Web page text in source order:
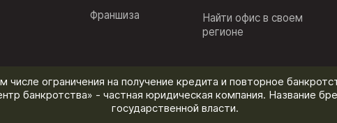
Франшиза
Найти офис в своем
регионе
ограничения на получение кредита и повторное
банкротства» - частная юридическая компания. Название
государственной власти.